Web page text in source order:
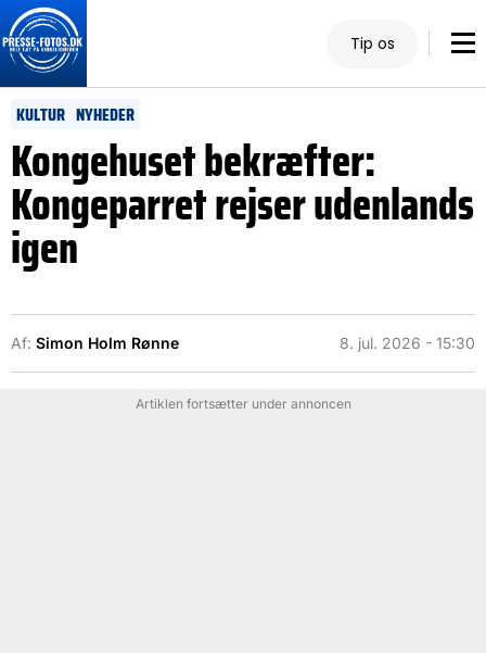
Tip os
KULTUR NYHEDER
Kongehuset bekræfter:
Kongeparret rejser udenlands
igen
Af: Simon Holm Rønne 8. jul. 2026 - 15:30
Artiklen fortsætter under annoncen